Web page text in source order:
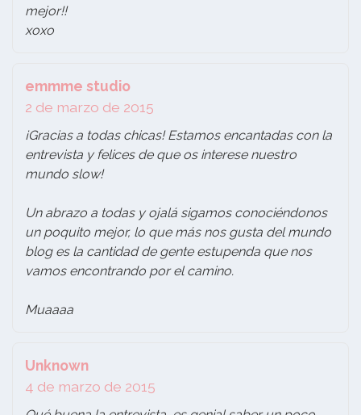
mejor!!
xoxo
emmme studio
2 de marzo de 2015
¡Gracias a todas chicas! Estamos encantadas con la
entrevista y felices de que os interese nuestro
mundo slow!
Un abrazo a todas y ojalá sigamos conociéndonos
un poquito mejor, lo que más nos gusta del mundo
blog es la cantidad de gente estupenda que nos
vamos encontrando por el camino.
Muaaaa
Unknown
4 de marzo de 2015